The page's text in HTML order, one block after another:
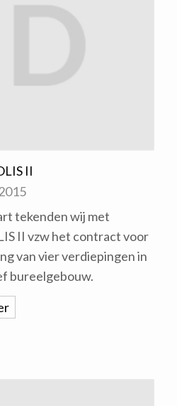
II
tekenden wij met
II vzw het contract voor
van vier verdiepingen in
bureelgebouw.